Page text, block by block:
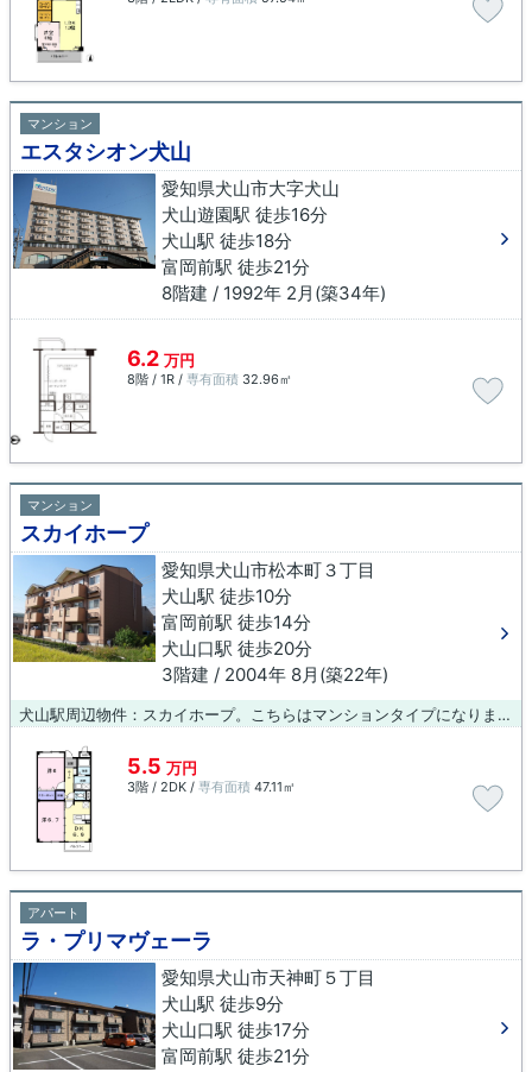
マンション
エスタシオン犬山
愛知県犬山市大字犬山
犬山遊園駅 徒歩16分
犬山駅 徒歩18分
富岡前駅 徒歩21分
8階建 / 1992年 2月(築34年)
6.2 万円
8階 / 1R / 専有面積 32.96㎡
マンション
スカイホープ
愛知県犬山市松本町３丁目
犬山駅 徒歩10分
富岡前駅 徒歩14分
犬山口駅 徒歩20分
3階建 / 2004年 8月(築22年)
犬山駅周辺物件：スカイホープ。こちらはマンションタイプになります。通勤通学に快適な、駅から徒歩10分の物件はいかがでしょうか。当社では、お客様のニーズに合った物件情報をご紹介致します。犬山近くのお部屋探しなら、当社にお任せください。
5.5 万円
3階 / 2DK / 専有面積 47.11㎡
アパート
ラ・プリマヴェーラ
愛知県犬山市天神町５丁目
犬山駅 徒歩9分
犬山口駅 徒歩17分
富岡前駅 徒歩21分